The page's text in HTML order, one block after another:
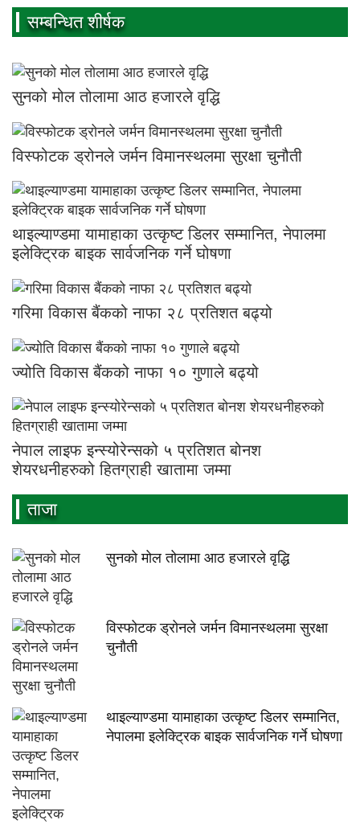
सम्बन्धित शीर्षक
सुनको मोल तोलामा आठ हजारले वृद्धि
विस्फोटक ड्रोनले जर्मन विमानस्थलमा सुरक्षा चुनौती
थाइल्याण्डमा यामाहाका उत्कृष्ट डिलर सम्मानित, नेपालमा
इलेक्ट्रिक बाइक सार्वजनिक गर्ने घोषणा
गरिमा विकास बैंकको नाफा २८ प्रतिशत बढ्यो
ज्योति विकास बैंकको नाफा १० गुणाले बढ्यो
नेपाल लाइफ इन्स्योरेन्सको ५ प्रतिशत बोनश
शेयरधनीहरुको हितग्राही खातामा जम्मा
ताजा
सुनको मोल तोलामा आठ हजारले वृद्धि
विस्फोटक ड्रोनले जर्मन विमानस्थलमा सुरक्षा
चुनौती
थाइल्याण्डमा यामाहाका उत्कृष्ट डिलर सम्मानित,
नेपालमा इलेक्ट्रिक बाइक सार्वजनिक गर्ने घोषणा